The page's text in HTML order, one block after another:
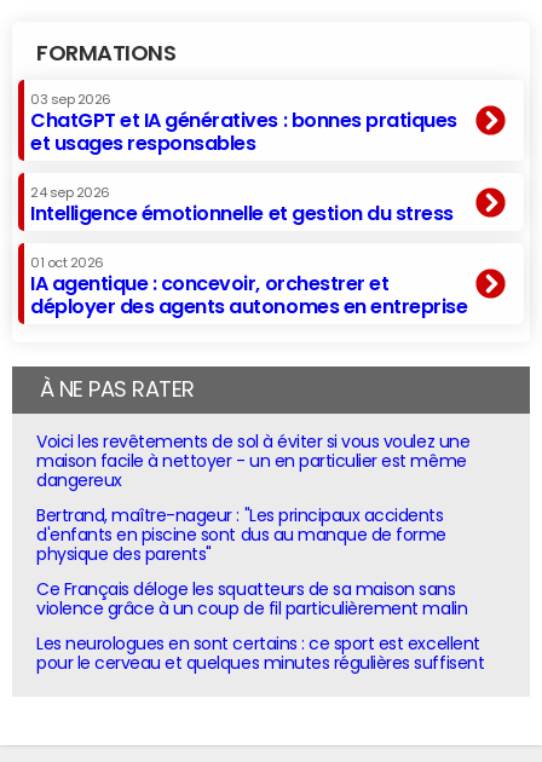
FORMATIONS
03 sep 2026
ChatGPT et IA génératives : bonnes pratiques
et usages responsables
24 sep 2026
Intelligence émotionnelle et gestion du stress
01 oct 2026
IA agentique : concevoir, orchestrer et
déployer des agents autonomes en entreprise
À NE PAS RATER
Voici les revêtements de sol à éviter si vous voulez une
maison facile à nettoyer - un en particulier est même
dangereux
Bertrand, maître-nageur : "Les principaux accidents
d'enfants en piscine sont dus au manque de forme
physique des parents"
Ce Français déloge les squatteurs de sa maison sans
violence grâce à un coup de fil particulièrement malin
Les neurologues en sont certains : ce sport est excellent
pour le cerveau et quelques minutes régulières suffisent